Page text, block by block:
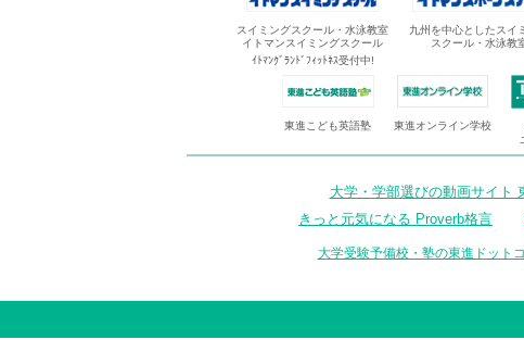
スイミングスクール・水泳教室
イトマンスイミングスクール
ｲﾄﾏﾝｸﾞﾗﾝﾄﾞﾌｨｯﾄﾈｽ受付中!
九州を中心としたスイ
スクール・水泳教
東進こども英語塾 東進オンライン学校
大学・学部選びの動画サイト
きっと元気になる Proverb格言
大学受験予備校・塾の東進ドット